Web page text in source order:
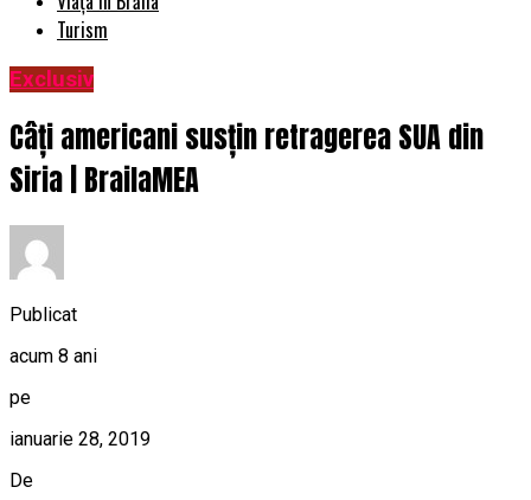
Turism
Exclusiv
Câți americani susțin retragerea SUA din
Siria | BrailaMEA
Publicat
acum 8 ani
pe
ianuarie 28, 2019
De